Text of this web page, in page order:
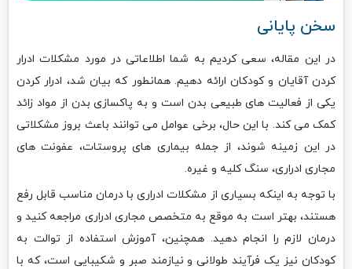
سخن پایانی
در این مقاله، سعی کردیم به شما اطلاعاتی در مورد مشکلات ادرار
کردن آقایان و کودکان ارائه دهیم. همانطور که بیان شد، ادرار کردن
یکی از فعالیت های طبیعی بدن است و به پاکسازی بدن از مواد زائد
کمک می کند. با این حال، برخی عوامل می توانند باعث بروز مشکلاتی
در این زمینه شوند، از جمله بیماری های پروستات، عفونت های
مجاری ادراری، سنگ کلیه و غیره.
با توجه به اینکه بسیاری از مشکلات ادراری با درمان مناسب قابل رفع
هستند، بهتر است به موقع به متخصص مجاری ادراری مراجعه کنید و
درمان لازم را انجام دهید. همچنین، آموزش استفاده از توالت به
کودکان نیز یک فرآیند طولانی و نیازمند صبر و شکیبایی است، که با